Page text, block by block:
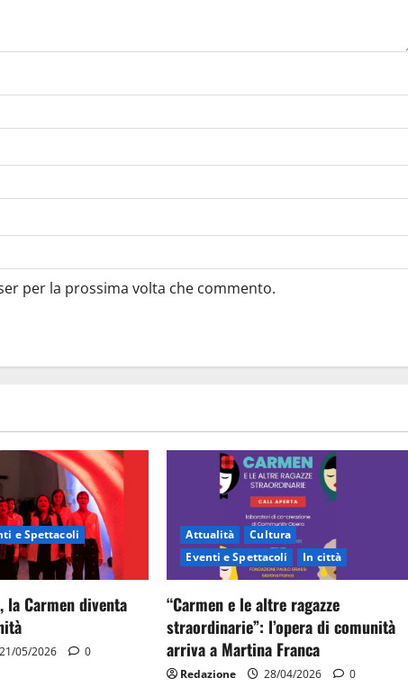
per la prossima volta che commento.
e Spettacoli
la Carmen diventa
21/05/2026 0
Attualità
Cultura
Eventi e Spettacoli
In città
“Carmen e le altre ragazze
straordinarie”: l’opera di comunità
arriva a Martina Franca
Redazione 28/04/2026 0